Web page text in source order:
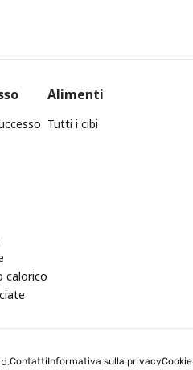
Alimenti
Tutti i cibi
calorico
ContattiInformativa sulla privacyCookie